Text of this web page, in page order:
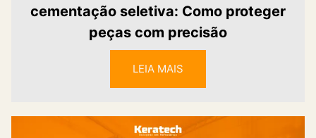
cementação seletiva: Como proteger
peças com precisão
LEIA MAIS